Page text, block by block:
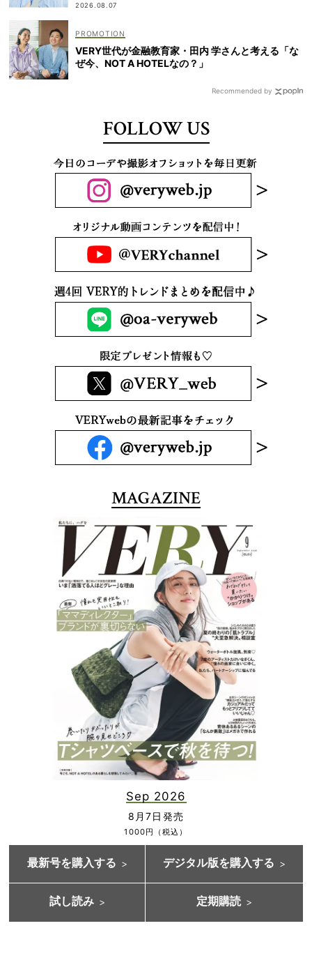
2026.08.07
VERY世代が金融教育家・田内 学さんと考える「な
ぜ今、NOT A HOTELなの？」
Recommended by
FOLLOW US
MAGAZINE
Sep 2026
8月7日発売
1000円（税込）
最新号を購入する デジタル版を購入する
試し読み 定期購読